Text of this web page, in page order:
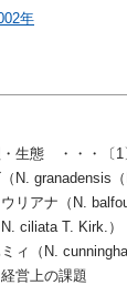
年
態 ・・・〔1
granadensis（
アナ（N.
T. Kirk.）
（N.
上の課題